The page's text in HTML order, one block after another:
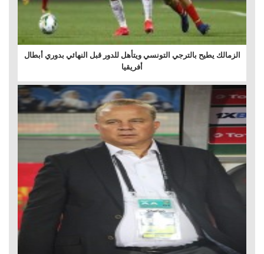
الزمالك يطيح بالترجي التونسي ويتأهل للدور قبل النهائي بدوري أبطال
أفريقيا